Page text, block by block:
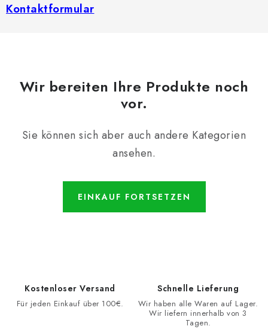
Kontaktformular
Wir bereiten Ihre Produkte noch
vor.
Sie können sich aber auch andere Kategorien
ansehen.
EINKAUF FORTSETZEN
Kostenloser Versand
Für jeden Einkauf über 100€.
Schnelle Lieferung
Wir haben alle Waren auf Lager.
Wir liefern innerhalb von 3
Tagen.